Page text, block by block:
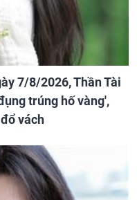
7/8/2026, Thần Tài
trúng hố vàng',
vách